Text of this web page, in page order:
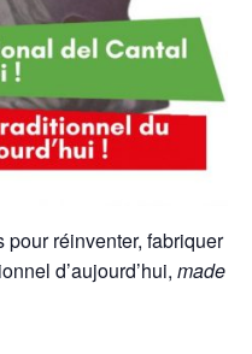
pour réinventer, fabriquer
d’aujourd’hui, made